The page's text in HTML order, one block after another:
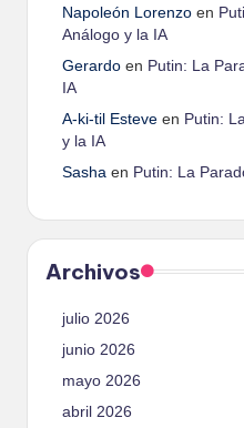
Napoleón Lorenzo en
Análogo y la IA
Gerardo en Putin: La
IA
A-ki-til Esteve en Putin:
y la IA
Sasha en Putin: La
Archivos
julio 2026
junio 2026
mayo 2026
abril 2026